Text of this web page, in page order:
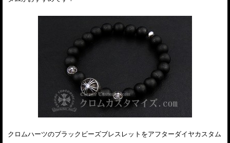
クロムハーツのブラックビーズブレスレットをアフターダイヤカスタム